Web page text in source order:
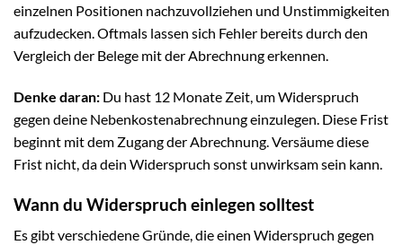
einzelnen Positionen nachzuvollziehen und Unstimmigkeiten
aufzudecken. Oftmals lassen sich Fehler bereits durch den
Vergleich der Belege mit der Abrechnung erkennen.
Denke daran: Du hast 12 Monate Zeit, um Widerspruch
gegen deine Nebenkostenabrechnung einzulegen. Diese Frist
beginnt mit dem Zugang der Abrechnung. Versäume diese
Frist nicht, da dein Widerspruch sonst unwirksam sein kann.
Wann du Widerspruch einlegen solltest
Es gibt verschiedene Gründe, die einen Widerspruch gegen